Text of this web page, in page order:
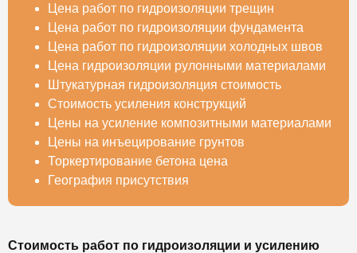
Цена работ по гидроизоляции трещин
Цена работ по гидроизоляции фундамента
Цена работ по гидроизоляции холодных швов
Цена гидроизоляции рулонными материалами
Штукатурная гидроизоляция стоимость
Стоимость усиления конструкций
Цены на усиление композитными материалами
Цены на инъецирование грунтов
Торкертирование бетона цена
География присутствия
Стоимость работ по гидроизоляции и усилению